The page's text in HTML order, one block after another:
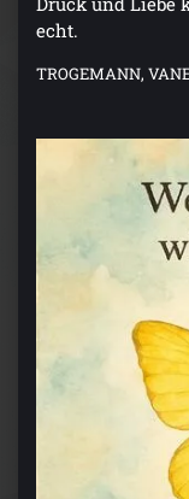
echt.
TROGEMANN,